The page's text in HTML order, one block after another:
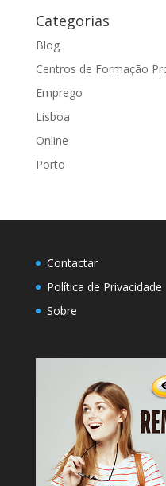
Categorias
Blog
Centros de Formação
Emprego
Lisboa
Online
Porto
Contactar
Política de Privacidade
Sobre